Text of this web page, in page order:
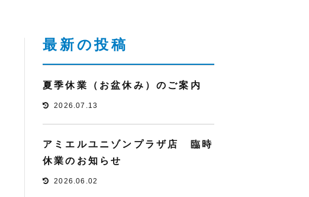
最新の投稿
夏季休業（お盆休み）のご案内
2026.07.13
アミエルユニゾンプラザ店 臨時
休業のお知らせ
2026.06.02